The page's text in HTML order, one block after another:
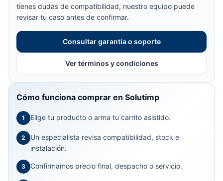
tienes dudas de compatibilidad, nuestro equipo puede
revisar tu caso antes de confirmar.
Consultar garantía o soporte
Ver términos y condiciones
Cómo funciona comprar en Solutimp
1 Elige tu producto o arma tu carrito asistido.
2
Un especialista revisa compatibilidad, stock e
instalación.
3 Confirmamos precio final, despacho o servicio.